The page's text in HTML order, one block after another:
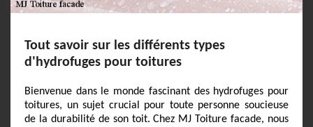
Tout savoir sur les différents types
d'hydrofuges pour toitures
Bienvenue dans le monde fascinant des hydrofuges pour
toitures, un sujet crucial pour toute personne soucieuse
de la durabilité de son toit. Chez MJ Toiture facade, nous